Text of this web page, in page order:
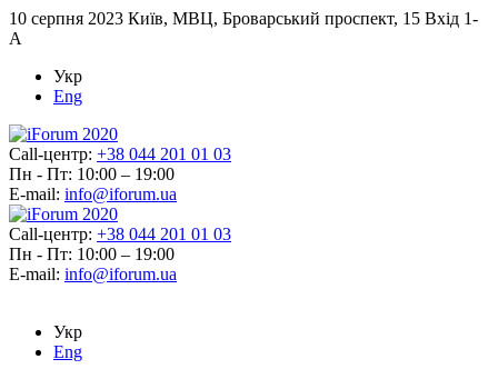
10 серпня 2023 Київ, МВЦ, Броварський проспект, 15 Вхід 1-
А
Укр
Eng
Call-центр: +38 044 201 01 03
Пн - Пт: 10:00 – 19:00
E-mail: info@iforum.ua
Call-центр: +38 044 201 01 03
Пн - Пт: 10:00 – 19:00
E-mail: info@iforum.ua
Укр
Eng